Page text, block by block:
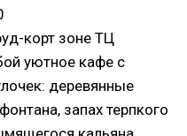
корт зоне ТЦ
уютное кафе с
деревянные
запах терпкого